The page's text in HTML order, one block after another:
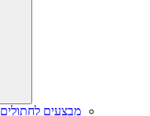
מבצעים לחתולים